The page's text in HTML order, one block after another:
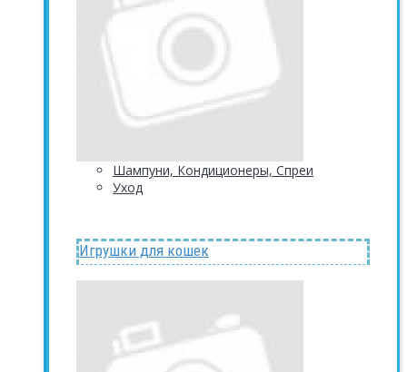
Шампуни, Кондиционеры, Спреи
Уход
Игрушки для кошек